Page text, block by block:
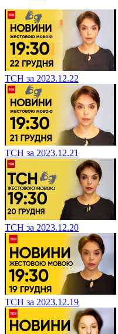
ТСН за 2023.12.22
ТСН за 2023.12.21
ТСН за 2023.12.20
ТСН за 2023.12.19